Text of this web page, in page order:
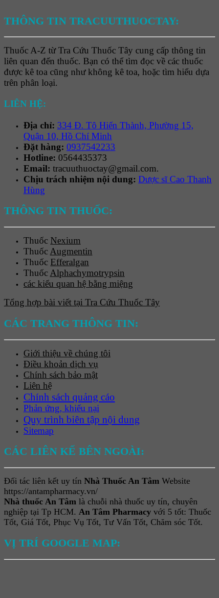
THÔNG TIN TRACUUTHUOCTAY:
Thuốc A-Z từ Tra Cứu Thuốc Tây cung cấp thông tin
liên quan đến thuốc. Bạn có thể tìm đọc về các thuốc
được kê toa cũng như không kê toa, hoặc tìm hiểu dựa
trên phân loại.
LIÊN HỆ:
Địa chỉ: 334 Đ. Tô Hiến Thành, Phường 15,
Quận 10, Hồ Chí Minh
Đặt hàng: 0937542233
Hotline: 0564435373
Email: tracuuthuoctay@gmail.com.
Chịu trách nhiệm nội dung: Dược sĩ Cao Thanh
Hùng
THÔNG TIN THUỐC:
Thuốc Nexium
Thuốc Augmentin
Thuốc Efferalgan
Thuốc Alphachymotrypsin
các kiểu quan hệ bằng miệng
Tổng hợp bài viết tại Tra Cứu Thuốc Tây
CÁC TRANG THÔNG TIN:
Giới thiệu về chúng tôi
Điều khoản dịch vụ
Chính sách bảo mật
Liên hệ
Chính sách quảng cáo
Phản ứng, khiếu nại
Quy trình biên tập nội dung
Sitemap
CÁC LIÊN KẾ BÊN NGOÀI:
Đối tác liên kết uy tín Nhà Thuốc An Tâm Website
https://antampharmacy.vn/
Nhà thuốc An Tâm là chuỗi nhà thuốc uy tín, chuyên
nghiệp tại Tp HCM. An Tâm Pharmacy với 5 tốt: Thuốc
Tốt, Giá Tốt, Phục Vụ Tốt, Tư Vấn Tốt, Chăm sóc Tốt.
VỊ TRÍ GOOGLE MAP: